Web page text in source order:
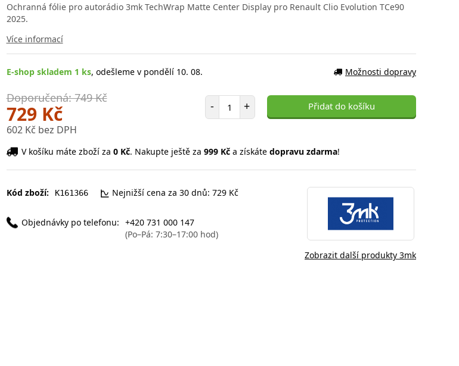
Ochranná fólie pro autorádio 3mk TechWrap Matte Center Display pro Renault Clio Evolution TCe90
2025.
Více informací
E-shop skladem 1 ks, odešleme v pondělí 10. 08. Možnosti dopravy
Doporučená: 749 Kč
729 Kč
602 Kč bez DPH
- Počet položek
+ Přidat do košíku
V košíku máte zboží za 0 Kč. Nakupte ještě za 999 Kča získáte dopravu zdarma!
Kód zboží: K161366 Nejnižší cena za 30 dnů: 729 Kč
Objednávky po telefonu: +420 731 000 147
(Po–Pá: 7:30–17:00 hod)
Zobrazit další produkty 3mk